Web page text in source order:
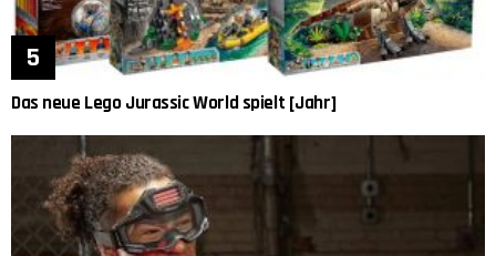
Das neue Lego Jurassic World spielt [Jahr]